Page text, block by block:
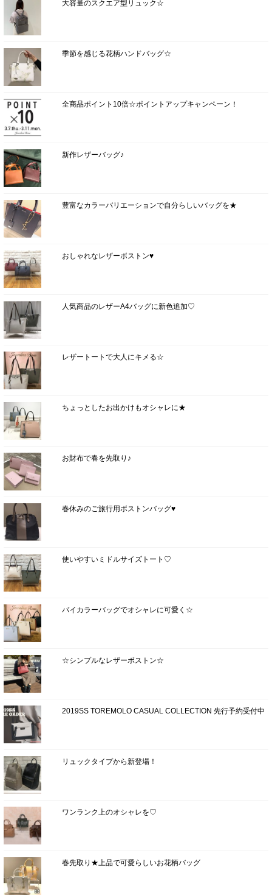
大容量のスクエア型リュック☆
季節を感じる花柄ハンドバッグ☆
全商品ポイント10倍☆ポイントアップキャンペーン！
新作レザーバッグ♪
豊富なカラーバリエーションで自分らしいバッグを★
おしゃれなレザーボストン♥
人気商品のレザーA4バッグに新色追加♡
レザートートで大人にキメる☆
ちょっとしたお出かけもオシャレに★
お財布で春を先取り♪
春休みのご旅行用ボストンバッグ♥
使いやすいミドルサイズトート♡
バイカラーバッグでオシャレに可愛く☆
☆シンプルなレザーボストン☆
2019SS TOREMOLO CASUAL COLLECTION 先行予約受付中
リュックタイプから新登場！
ワンランク上のオシャレを♡
春先取り★上品で可愛らしいお花柄バッグ